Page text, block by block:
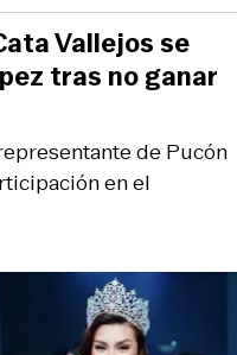
de Pucón
en el
Vallejos se
tras no ganar